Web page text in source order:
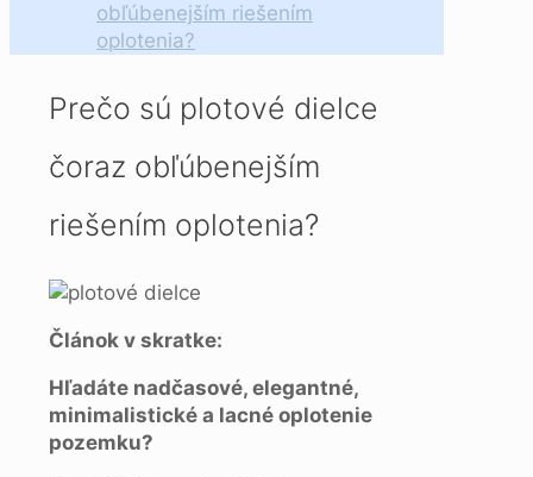
obľúbenejším riešením
oplotenia?
Prečo sú plotové dielce
čoraz obľúbenejším
riešením oplotenia?
Článok v skratke:
Hľadáte nadčasové, elegantné,
minimalistické a lacné oplotenie
pozemku?